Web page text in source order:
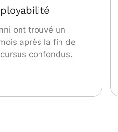
ont trouvé un
après la fin de
confondus.